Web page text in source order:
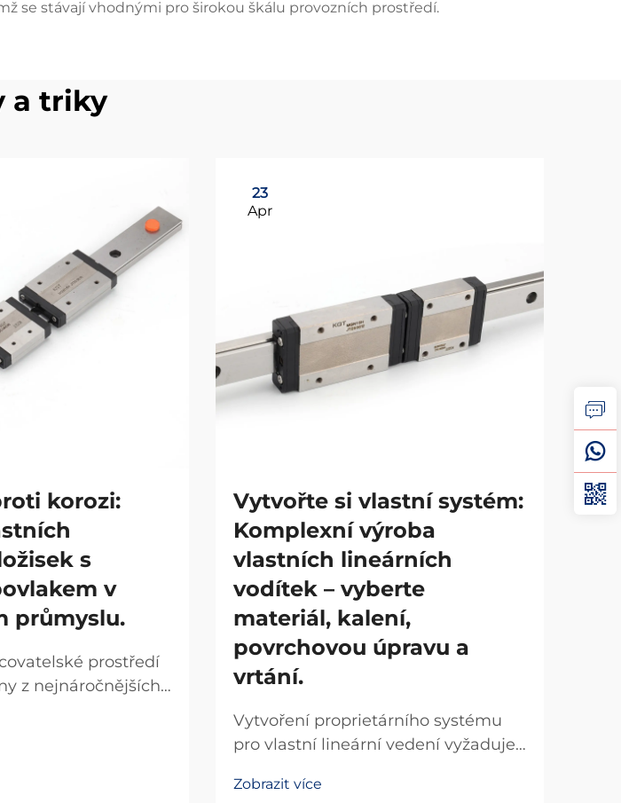
se stávají vhodnými pro širokou škálu provozních prostředí.
a triky
korozi:
s
v
průmyslu.
prostředí
z nejnáročnějších
zařízení,
23
Apr
Vytvořte si vlastní systém:
Komplexní výroba
vlastních lineárních
vodítek – vyberte
materiál, kalení,
povrchovou úpravu a
vrtání.
Vytvoření proprietárního systému
pro vlastní lineární vedení vyžaduje
výběru materiálů, kalících procesů,
Zobrazit více